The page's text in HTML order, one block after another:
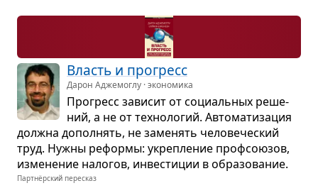
Власть и про­гресс
Дарон Аджемоглу · экономика
Про­гресс зави­сит от соци­аль­ных реше­
ний, а не от тех­но­ло­гий. Авто­ма­ти­за­ция
должна допол­нять, не заме­нять чело­ве­че­ский
труд. Нужны реформы: укреп­ле­ние проф­со­ю­зов,
изме­не­ние нало­гов, инве­сти­ции в обра­зо­ва­ние.
Партнёрский пересказ